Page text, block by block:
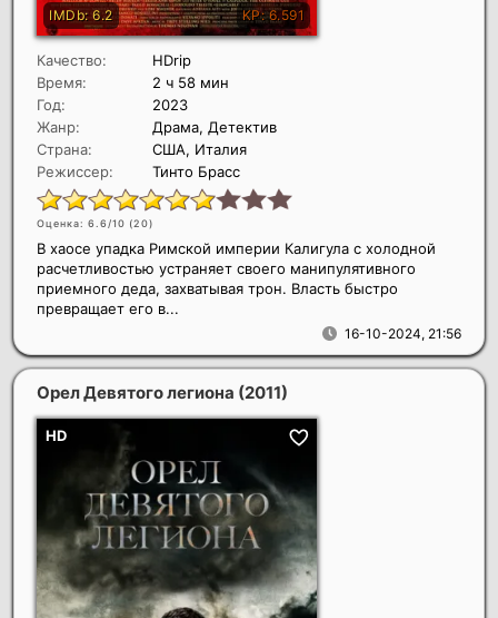
Качество:
HDrip
Время:
2 ч 58 мин
Год:
2023
Жанр:
Драма, Детектив
Страна:
США, Италия
Режиссер:
Тинто Брасс
Оценка: 6.6/10 (20)
16-10-2024, 21:56
В хаосе упадка Римской империи Калигула с холодной
расчетливостью устраняет своего манипулятивного
приемного деда, захватывая трон. Власть быстро
превращает его в...
Орел Девятого легиона (2011)